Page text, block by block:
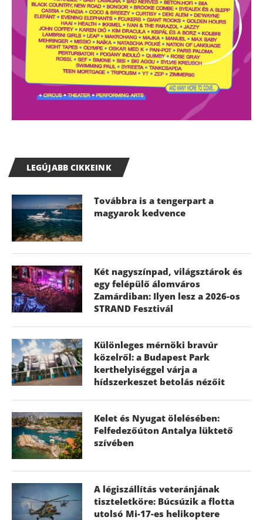
LEGÚJABB CIKKEINK
Továbbra is a tengerpart a
magyarok kedvence
Két nagyszínpad, világsztárok és
egy felépülő álomváros
Zamárdiban: Ilyen lesz a 2026-os
STRAND Fesztivál
Különleges mérnöki bravúr
közelről: a Budapest Park
kerthelyiséggel várja a
hídszerkeszet betolás nézőit
Kelet és Nyugat ölelésében:
Felfedezőúton Antalya lüktető
szívében
A légiszállítás veteránjának
tiszteletköre: Búcsúzik a flotta
utolsó Mi-17-es helikoptere